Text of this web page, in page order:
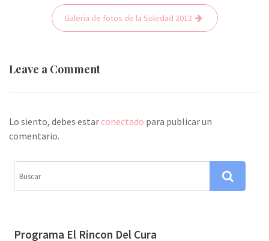
g
c
i
ó
e
n
Galeria de fotos de la Soledad 2012
Leave a Comment
Lo siento, debes estar conectado para publicar un
comentario.
Programa El Rincon Del Cura